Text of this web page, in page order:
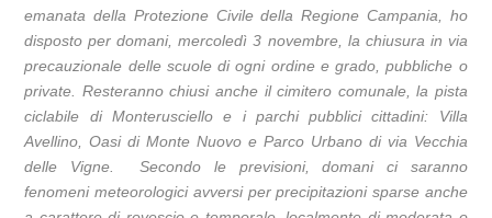
emanata della Protezione Civile della Regione Campania, ho
disposto per domani, mercoledì 3 novembre, la chiusura in via
precauzionale delle scuole di ogni ordine e grado, pubbliche o
private. Resteranno chiusi anche il cimitero comunale, la pista
ciclabile di Monterusciello e i parchi pubblici cittadini: Villa
Avellino, Oasi di Monte Nuovo e Parco Urbano di via Vecchia
delle Vigne. Secondo le previsioni, domani ci saranno
fenomeni meteorologici avversi per precipitazioni sparse anche